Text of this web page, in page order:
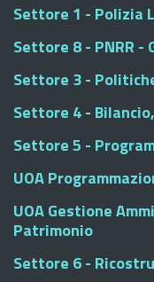
Settore 1 - Polizia
Settore 8 - PNRR -
Settore 3 -
Settore 4 -
Settore 5 -
UOA
UOA Gestione
Patrimonio
Settore 6 -